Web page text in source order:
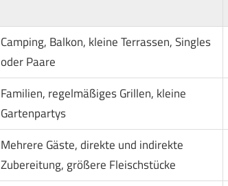
Camping, Balkon, kleine Terrassen, Singles
oder Paare
Familien, regelmäßiges Grillen, kleine
Gartenpartys
Mehrere Gäste, direkte und indirekte
Zubereitung, größere Fleischstücke